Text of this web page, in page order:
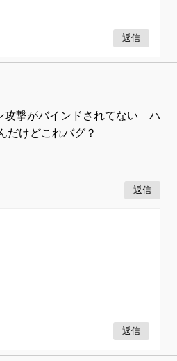
返信
攻撃がバインドされてない ハ
だけどこれバグ？
返信
返信